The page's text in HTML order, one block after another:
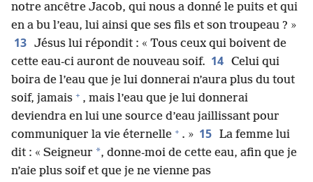
notre ancêtre Jacob, qui nous a donné le puits et qui
en a bu l’eau, lui ainsi que ses fils et son troupeau ? »
13 Jésus lui répondit : « Tous ceux qui boivent de
cette eau-​ci auront de nouveau soif. 14 Celui qui
boira de l’eau que je lui donnerai n’aura plus du tout
soif, jamais + , mais l’eau que je lui donnerai
deviendra en lui une source d’eau jaillissant pour
communiquer la vie éternelle + . » 15 La femme lui
dit : « Seigneur *, donne-​moi de cette eau, afin que je
n’aie plus soif et que je ne vienne pas